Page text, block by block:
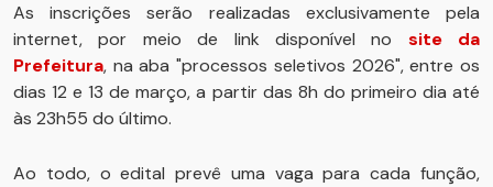
As inscrições serão realizadas exclusivamente pela
internet, por meio de link disponível no site da
Prefeitura, na aba "processos seletivos 2026", entre os
dias 12 e 13 de março, a partir das 8h do primeiro dia até
às 23h55 do último.
Ao todo, o edital prevê uma vaga para cada função,